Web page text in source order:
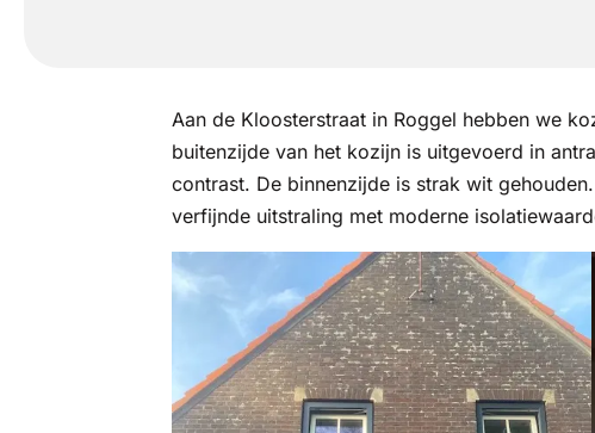
Aan de Kloosterstraat in Roggel hebben we
buitenzijde van het kozijn is uitgevoerd in
contrast. De binnenzijde is strak wit
verfijnde uitstraling met moderne